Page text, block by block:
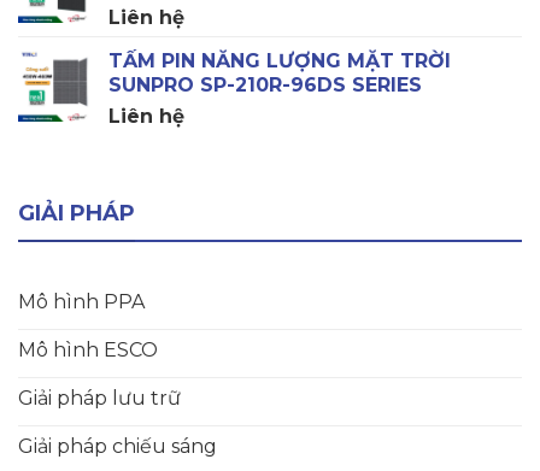
Liên hệ
TẤM PIN NĂNG LƯỢNG MẶT TRỜI
SUNPRO SP-210R-96DS SERIES
Liên hệ
GIẢI PHÁP
Mô hình PPA
Mô hình ESCO
Giải pháp lưu trữ
Giải pháp chiếu sáng